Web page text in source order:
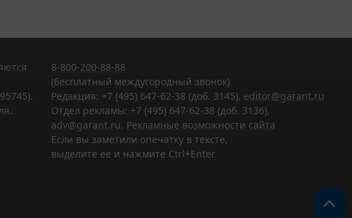
8-800-200-88-88
(бесплатный междугородный звонок)
Редакция: +7 (495) 647-62-38 (доб. 3145), editor@garant.ru
Отдел рекламы: +7 (495) 647-62-38 (доб. 3136),
adv@garant.ru. Рекламные возможности сайта
Если вы заметили опечатку в тексте,
выделите ее и нажмите Ctrl+Enter